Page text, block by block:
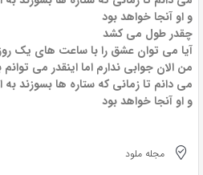
و او آنجا خواهد بود
چقدر طول می کشد
آیا می توان عشق را با ساعت های یک
من الان جوابی ندارم اما اینقدر می توانم
می دانم تا زمانی که ستاره ها بسوزند
و او آنجا خواهد بود
مجله ملود